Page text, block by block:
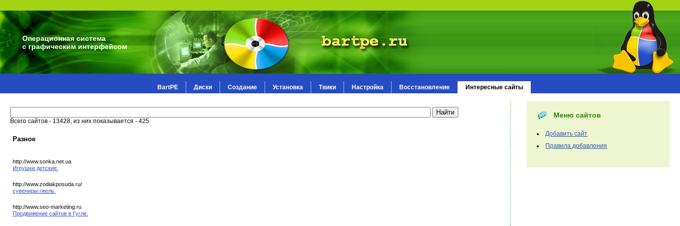
Операционная система
с графическим интерфейсом
BartPE Диски Создание Установка Твики Настройка Восстановление Интересные сайты
Всего сайтов - 13428, из них показывается - 425
Разное
http://www.sonka.net.ua
Игрушки детские.
http://www.zodiakposuda.ru/
сувениры гжель.
http://www.seo-marketing.ru
Продвижение сайтов в Гугле.
Меню сайтов
Добавить сайт
Правила добавления